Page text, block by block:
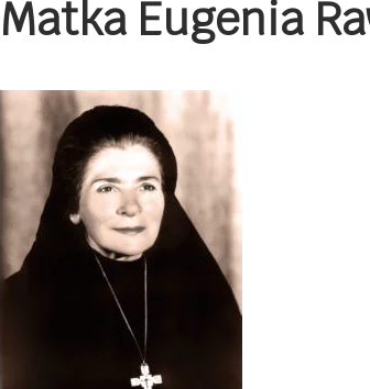
Matka Eugenia